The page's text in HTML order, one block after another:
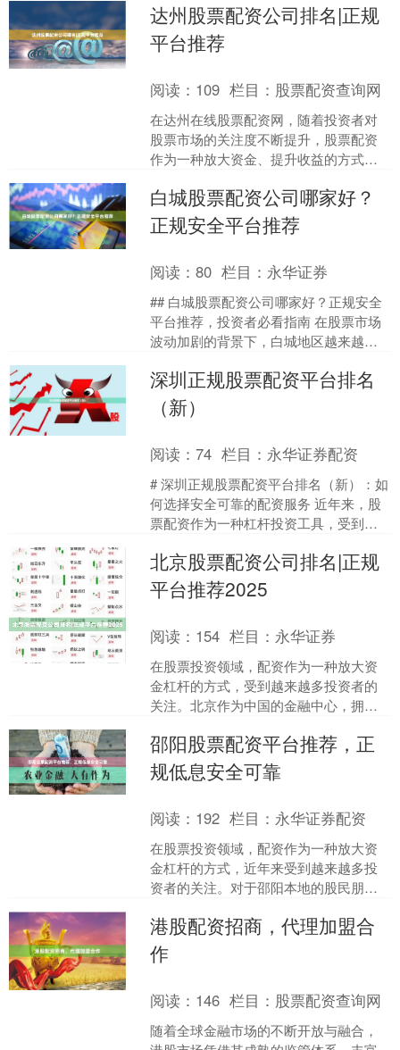
达州股票配资公司排名|正规
平台推荐
阅读： 109 栏目： 股票配资查询网
在达州在线股票配资网，随着投资者对
股票市场的关注度不断提升，股票配资
作为一种放大资金、提升收益的方式，
对市场上众多配资平台，如....
白城股票配资公司哪家好？
正规安全平台推荐
阅读：80 栏目： 永华证券
## 白城股票配资公司哪家好？正规安全
平台推荐，投资者必看指南 在股票市场
波动加剧的背景下，白城地区越来越多
具。然而，“白城股....
深圳正规股票配资平台排名
（新）
阅读：74 栏目： 永华证券配资
# 深圳正规股票配资平台排名（新）：如
何选择安全可靠的配资服务 近年来，股
票配资作为一种杠杆投资工具，受到越
创新之城，各类配资....
北京股票配资公司排名|正规
平台推荐2025
阅读： 154 栏目： 永华证券
在股票投资领域，配资作为一种放大资
金杠杆的方式，受到越来越多投资者的
关注。北京作为中国的金融中心，拥有
混杂的平台，如何选择一家....
邵阳股票配资平台推荐，正
规低息安全可靠
阅读： 192 栏目： 永华证券配资
在股票投资领域，配资作为一种放大资
金杠杆的方式，近年来受到越来越多投
资者的关注。对于邵阳本地的股民朋友
可靠的配资平台，是决定投....
港股配资招商，代理加盟合
作
阅读： 146 栏目： 股票配资查询网
随着全球金融市场的不断开放与融合，